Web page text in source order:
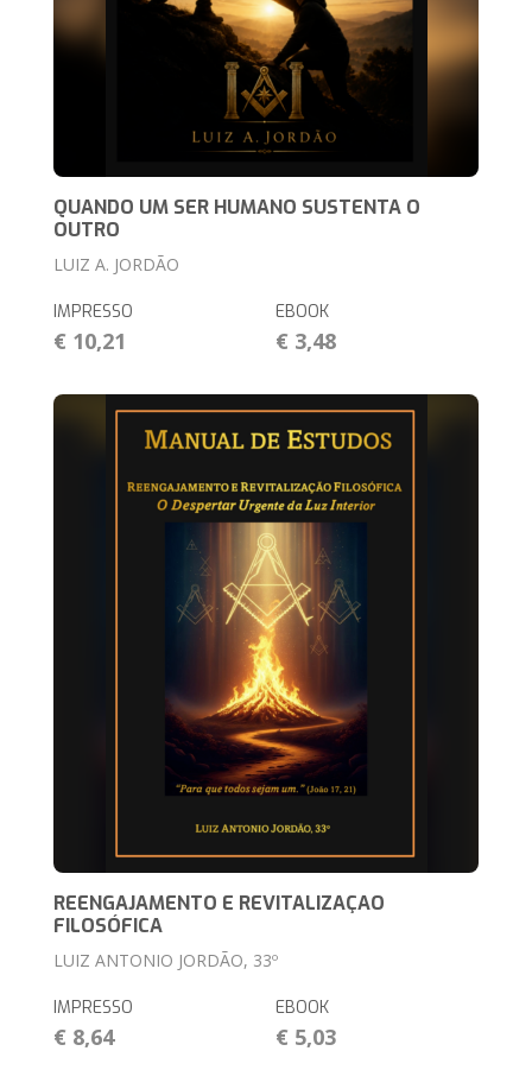
QUANDO UM SER HUMANO SUSTENTA O
OUTRO
LUIZ A. JORDÃO
IMPRESSO
€ 10,21
EBOOK
€ 3,48
REENGAJAMENTO E REVITALIZAÇAO
FILOSÓFICA
LUIZ ANTONIO JORDÃO, 33º
IMPRESSO
€ 8,64
EBOOK
€ 5,03